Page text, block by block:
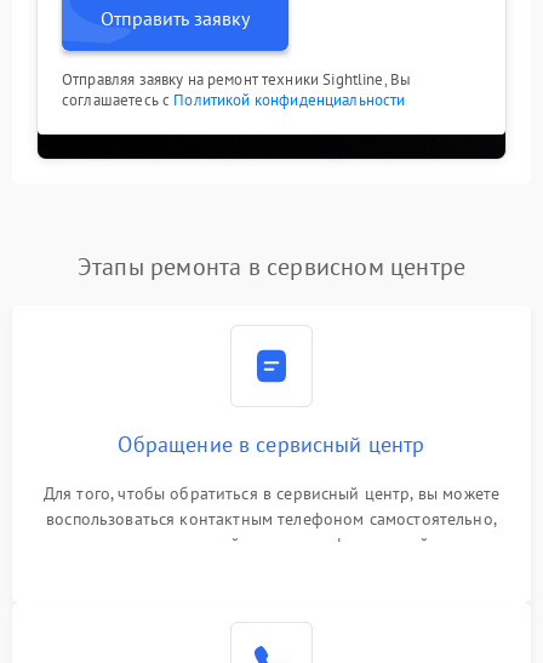
Отправить заявку
Отправляя заявку на ремонт техники Sightline, Вы
соглашаетесь с Политикой конфиденциальности
Этапы ремонта в сервисном центре
Обращение в сервисный центр
Для того, чтобы обратиться в сервисный центр, вы можете
воспользоваться контактным телефоном самостоятельно,
или оставить свой номер телефона на сайте